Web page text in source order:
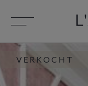
VERKOCHT